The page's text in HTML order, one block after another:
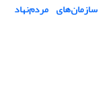
مردم‌نهاد